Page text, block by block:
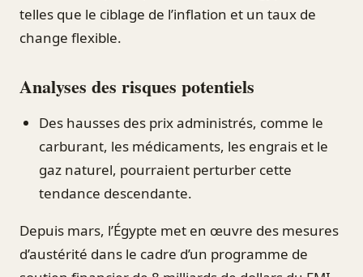
telles que le ciblage de l’inflation et un taux de
change flexible.
Analyses des risques potentiels
Des hausses des prix administrés, comme le
carburant, les médicaments, les engrais et le
gaz naturel, pourraient perturber cette
tendance descendante.
Depuis mars, l’Égypte met en œuvre des mesures
d’austérité dans le cadre d’un programme de